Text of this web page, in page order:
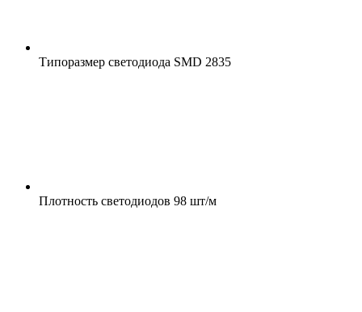
Типоразмер светодиода SMD 2835
Плотность светодиодов 98 шт/м